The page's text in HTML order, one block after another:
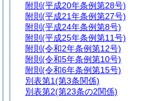
附則 (平成20年条例第28号)
附則 (平成21年条例第27号)
附則 (平成24年条例第8号)
附則 (平成25年条例第11号)
附則 (令和2年条例第12号)
附則 (令和5年条例第10号)
附則 (令和6年条例第15号)
別表第1(第3条関係)
別表第2(第23条の2関係)